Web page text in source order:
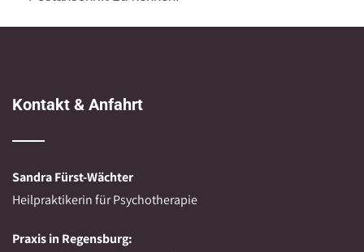
Kontakt & Anfahrt
Sandra Fürst-Wächter
Heilpraktikerin für Psychotherapie
Praxis in Regensburg: